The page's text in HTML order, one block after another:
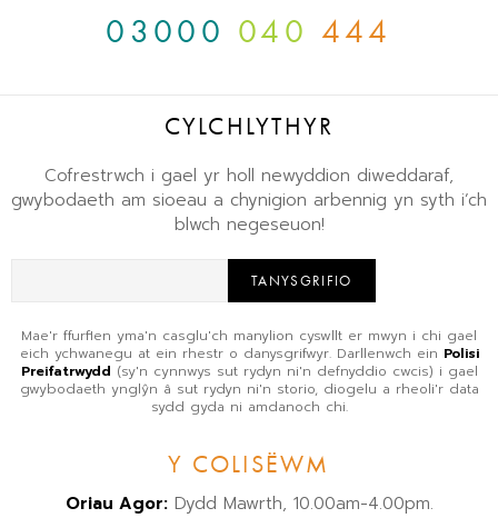
03000 040 444
CYLCHLYTHYR
Cofrestrwch i gael yr holl newyddion diweddaraf,
gwybodaeth am sioeau a chynigion arbennig yn syth i’ch
blwch negeseuon!
TANYSGRIFIO
Mae'r ffurflen yma'n casglu'ch manylion cyswllt er mwyn i chi gael
eich ychwanegu at ein rhestr o danysgrifwyr. Darllenwch ein Polisi
Preifatrwydd (sy'n cynnwys sut rydyn ni'n defnyddio cwcis) i gael
gwybodaeth ynglŷn â sut rydyn ni'n storio, diogelu a rheoli'r data
sydd gyda ni amdanoch chi.
Y COLISËWM
Oriau Agor:Dydd Mawrth, 10.00am-4.00pm.